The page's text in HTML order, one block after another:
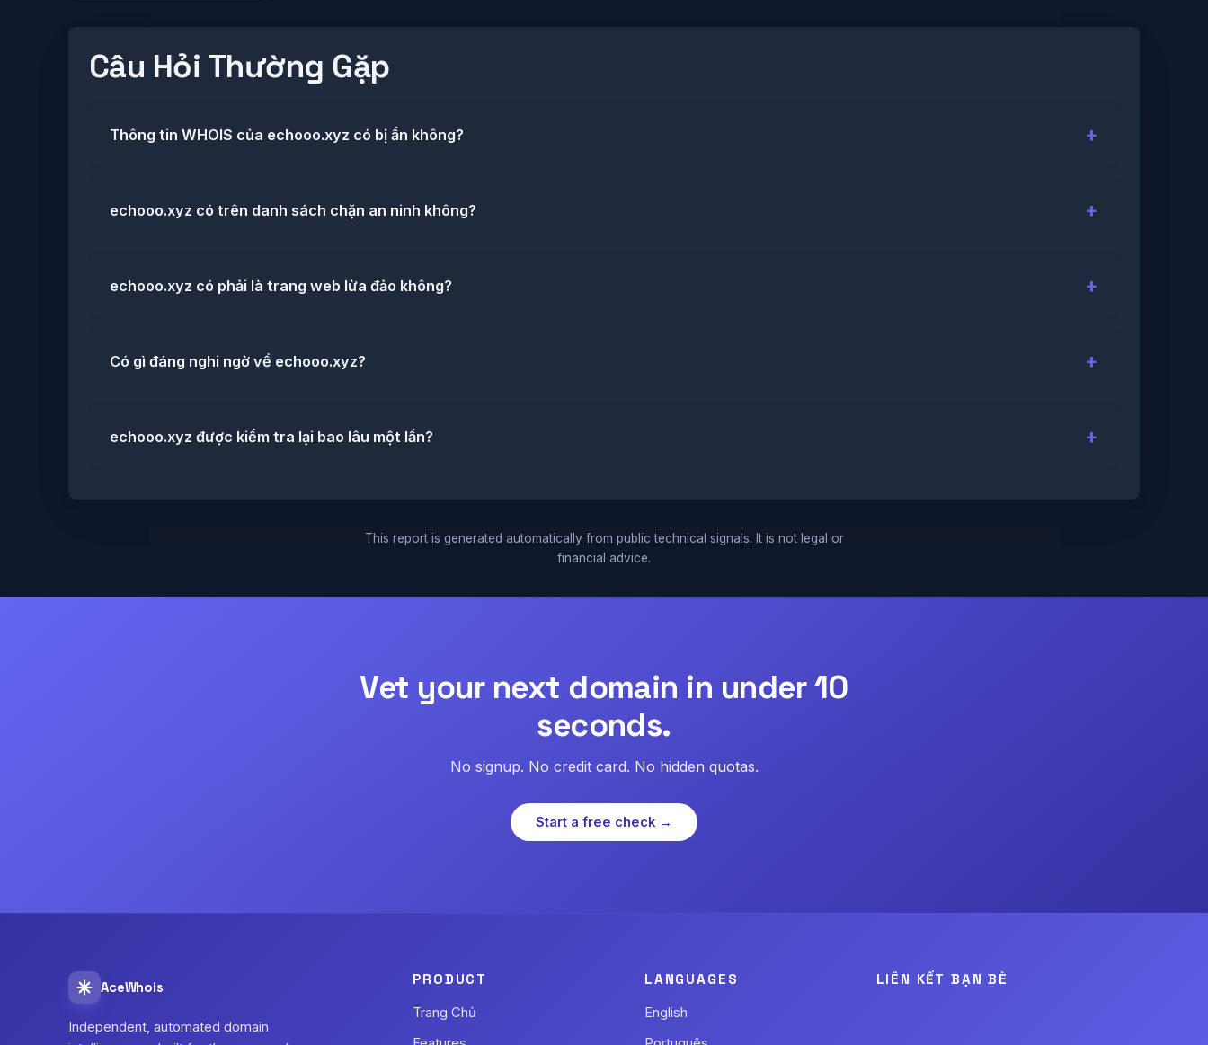
Câu Hỏi Thường Gặp
Thông tin WHOIS của echooo.xyz có bị ẩn không?
echooo.xyz có trên danh sách chặn an ninh không?
echooo.xyz có phải là trang web lừa đảo không?
Có gì đáng nghi ngờ về echooo.xyz?
echooo.xyz được kiểm tra lại bao lâu một lần?
This report is generated automatically from public technical signals. It is not legal or
financial advice.
Vet your next domain in under 10
seconds.
No signup. No credit card. No hidden quotas.
Start a free check →
AceWhois
Independent, automated domain
PRODUCT
Trang Chủ
LANGUAGES
English
LIÊN KẾT BẠN BÈ